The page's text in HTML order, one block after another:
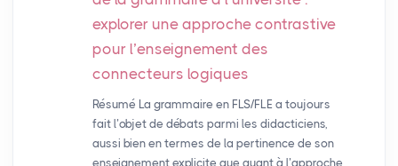
explorer une approche contrastive
pour l’enseignement des
connecteurs logiques
Résumé La grammaire en FLS/FLE a toujours
fait l’objet de débats parmi les didacticiens,
aussi bien en termes de la pertinence de son
enseignement explicite que quant à l’approche